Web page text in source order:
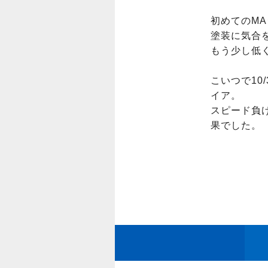
初めての
塗装に気合
もう少し低
こいつで
イア。
スピード負
果でした。